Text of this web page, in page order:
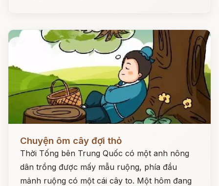
Chuyện ôm cây đợi thỏ
Thời Tống bên Trung Quốc có một anh nông
dân trồng được mấy mẫu ruộng, phía đầu
mảnh ruộng có một cái cây to. Một hôm đang